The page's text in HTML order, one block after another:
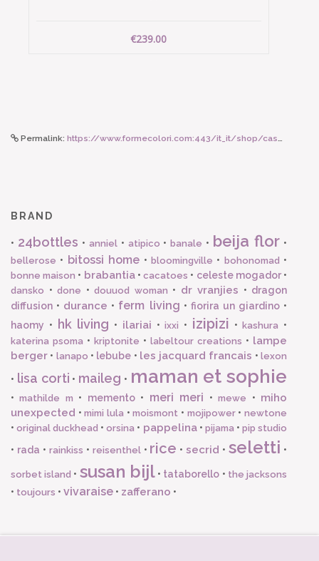
€239.00
Permalink: https://www.formecolori.com:443/it_it/shop/casa/asciugami/vivaraise_asciugamano_zoe_colore_carbone_30_x_50_cm/6257
BRAND
• 24bottles • anniel• atipico •banale • beija flor •
bellerose • bitossi home • bloomingville • bohonomad •
bonne maison • brabantia•cacatoes • celeste mogador•
dansko • done • douuod woman • dr vranjies • dragon
diffusion • durance • ferm living • fiorira un giardino•
haomy • hk living • ilariai •ixxi • izipizi •kashura •
katerina psoma • kriptonite • labeltour creations • lampe
berger • lanapo • lebube • les jacquard francais •lexon
• lisa corti • maileg • maman et sophie
•mathilde m • memento• meri meri •mewe • miho
unexpected •mimi lula •moismont • mojipower•newtone
•original duckhead •orsina • pappelina• pijama • pip studio
• rada • rainkiss • reisenthel• rice •secrid •seletti •
sorbet island • susan bijl• tataborello • the jacksons
• toujours • vivaraise • zafferano •